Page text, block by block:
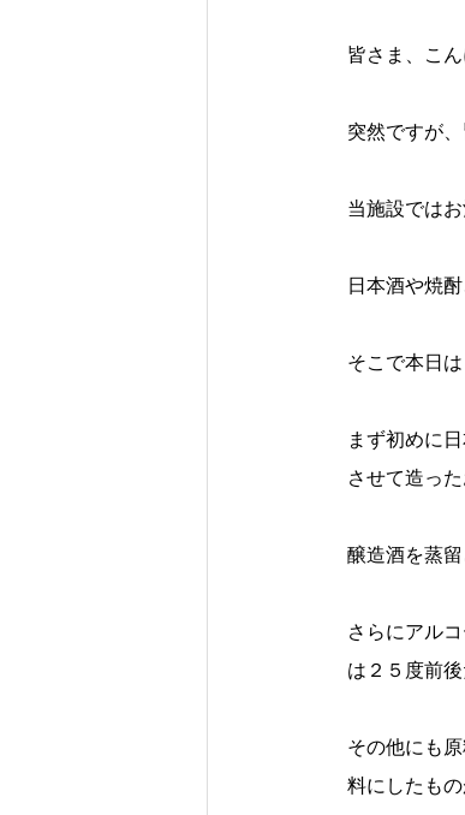
皆さま、こ
突然ですが
当施設では
日本酒や焼
そこで本日
まず初めに
させて造っ
醸造酒を蒸
さらにアル
は２５度前後
その他にも
料にしたもの